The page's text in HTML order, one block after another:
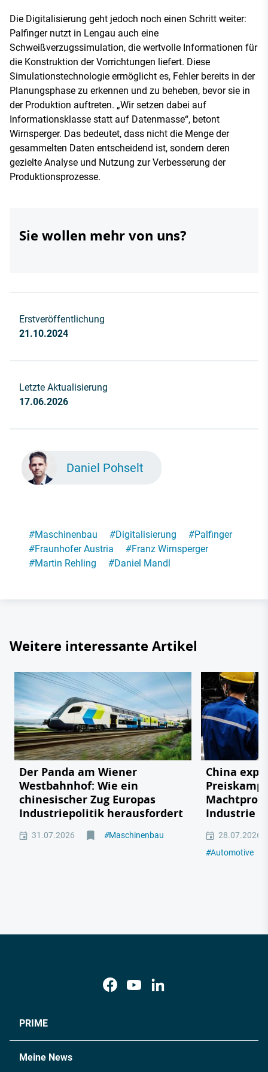
Die Digitalisierung geht jedoch noch einen Schritt weiter:
Palfinger nutzt in Lengau auch eine
Schweißverzugssimulation, die wertvolle Informationen für
die Konstruktion der Vorrichtungen liefert. Diese
Simulationstechnologie ermöglicht es, Fehler bereits in der
Planungsphase zu erkennen und zu beheben, bevor sie in
der Produktion auftreten. „Wir setzen dabei auf
Informationsklasse statt auf Datenmasse“, betont
Wirnsperger. Das bedeutet, dass nicht die Menge der
gesammelten Daten entscheidend ist, sondern deren
gezielte Analyse und Nutzung zur Verbesserung der
Produktionsprozesse.
Sie wollen mehr von uns?
Erstveröffentlichung
21.10.2024
Letzte Aktualisierung
17.06.2026
Daniel Pohselt
#Maschinenbau #Digitalisierung #Palfinger
#Fraunhofer Austria #Franz Wirnsperger
#Martin Rehling #Daniel Mandl
Weitere interessante Artikel
Der Panda am Wiener
Westbahnhof: Wie ein
chinesischer Zug Europas
Industriepolitik herausfordert
31.07.2026 #Maschinenbau
China
Industrie
28.07.2026
#Automotive
PRIME
Meine News